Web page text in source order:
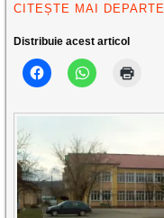
CITEȘTE MAI DEPARTE
Distribuie acest articol